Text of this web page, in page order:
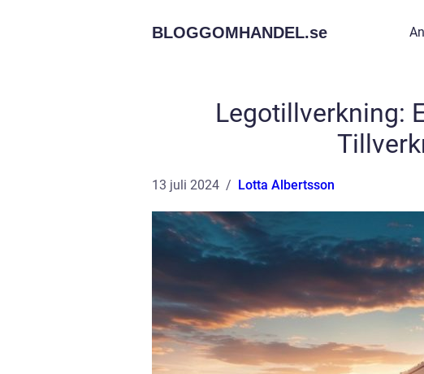
BLOGGOMHANDEL.se
Legotillverkning:
13 juli 2024 Lotta Albertsson